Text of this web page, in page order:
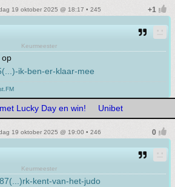
19 oktober 2025 @ 18:17 • 245
Keurmeester
op
ik-ben-er-klaar-mee
Lucky Day en win! Unibet
19 oktober 2025 @ 19:00 • 246
Keurmeester
kent-van-het-judo